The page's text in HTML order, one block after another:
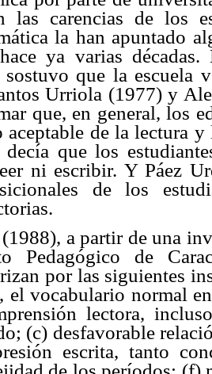
las carencias de los
la han apuntado
ya varias
que la escuela
Urriola (1977) y
que, en general, los
aceptable de la lectura
decía que los
ni escribir. Y Páez
de los
a partir de una
Pedagógico de
por las siguientes
el vocabulario normal
lectora,
(c) desfavorable
escrita, tanto